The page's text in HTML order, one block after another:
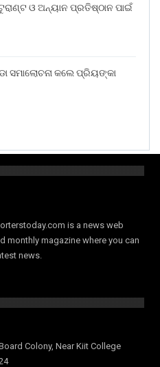
ଓ ଅନ୍ୟାନ ପ୍ରତିଷ୍ଠାନ ପାଇଁ
ସମାଲୋଚନା କଲେ ପ୍ରିୟଙ୍କା
is a news web
monthly magazine where you can
news.
Colony, Near Kiit College